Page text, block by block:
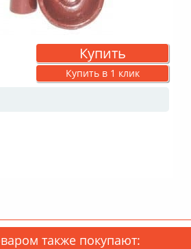
Купить
Купить в 1 клик
также покупают: